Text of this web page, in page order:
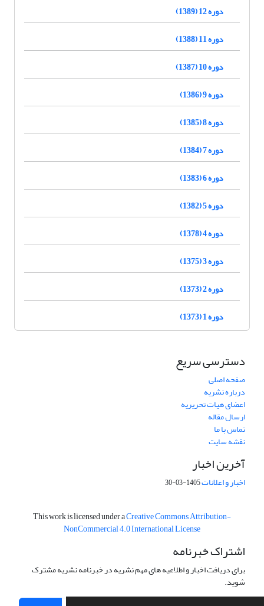
دوره 12 (1389)
دوره 11 (1388)
دوره 10 (1387)
دوره 9 (1386)
دوره 8 (1385)
دوره 7 (1384)
دوره 6 (1383)
دوره 5 (1382)
دوره 4 (1378)
دوره 3 (1375)
دوره 2 (1373)
دوره 1 (1373)
دسترسی سریع
صفحه اصلی
درباره نشریه
اعضای هیات تحریریه
ارسال مقاله
تماس با ما
نقشه سایت
آخرین اخبار
اخبار و اعلانات1405-03-30
This work is licensed under aCreative Commons Attribution-
NonCommercial 4.0 International License
اشتراک خبرنامه
برای دریافت اخبار و اطلاعیه های مهم نشریه در خبرنامه نشریه مشترک
شوید.